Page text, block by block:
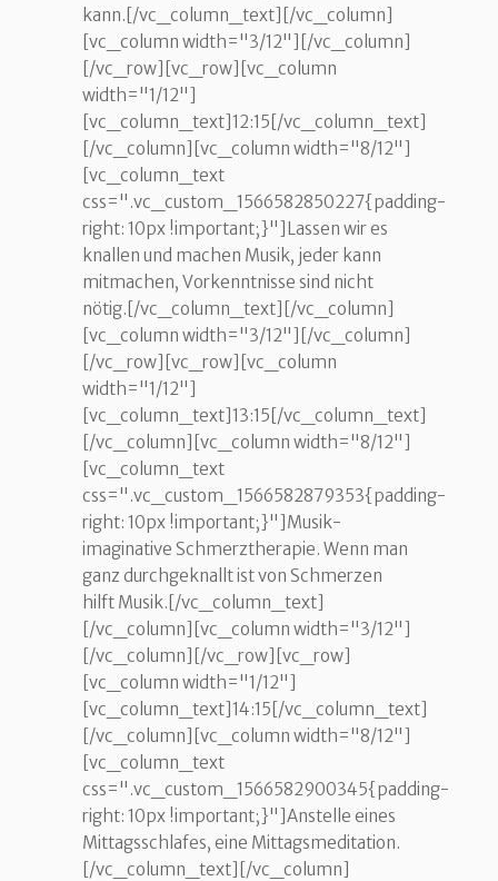
kann.[/vc_column_text][/vc_column]
[vc_column width="3/12"][/vc_column]
[/vc_row][vc_row][vc_column
width="1/12"]
[vc_column_text]12:15[/vc_column_text]
[/vc_column][vc_column width="8/12"]
[vc_column_text
css=".vc_custom_1566582850227{padding-
right: 10px !important;}"]Lassen wir es
knallen und machen Musik, jeder kann
mitmachen, Vorkenntnisse sind nicht
nötig.[/vc_column_text][/vc_column]
[vc_column width="3/12"][/vc_column]
[/vc_row][vc_row][vc_column
width="1/12"]
[vc_column_text]13:15[/vc_column_text]
[/vc_column][vc_column width="8/12"]
[vc_column_text
css=".vc_custom_1566582879353{padding-
right: 10px !important;}"]Musik-
imaginative Schmerztherapie. Wenn man
ganz durchgeknallt ist von Schmerzen
hilft Musik.[/vc_column_text]
[/vc_column][vc_column width="3/12"]
[/vc_column][/vc_row][vc_row]
[vc_column width="1/12"]
[vc_column_text]14:15[/vc_column_text]
[/vc_column][vc_column width="8/12"]
[vc_column_text
css=".vc_custom_1566582900345{padding-
right: 10px !important;}"]Anstelle eines
Mittagsschlafes, eine Mittagsmeditation.
[/vc_column_text][/vc_column]